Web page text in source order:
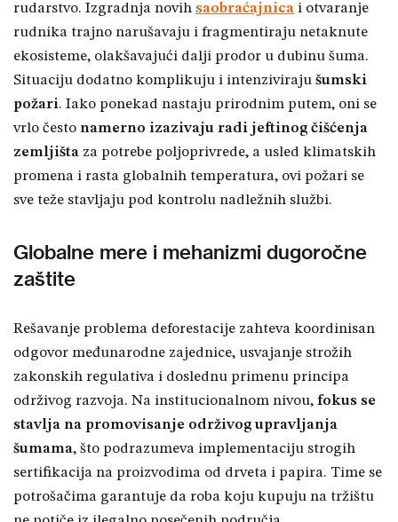
rudarstvo. Izgradnja novih saobraćajnica i otvaranje
rudnika trajno narušavaju i fragmentiraju netaknute
ekosisteme, olakšavajući dalji prodor u dubinu šuma.
Situaciju dodatno komplikuju i intenziviraju šumski
požari. Iako ponekad nastaju prirodnim putem, oni se
vrlo često namerno izazivaju radi jeftinog čišćenja
zemljišta za potrebe poljoprivrede, a usled klimatskih
promena i rasta globalnih temperatura, ovi požari se
sve teže stavljaju pod kontrolu nadležnih službi.
Globalne mere i mehanizmi dugoročne
zaštite
Rešavanje problema deforestacije zahteva koordinisan
odgovor međunarodne zajednice, usvajanje strožih
zakonskih regulativa i doslednu primenu principa
održivog razvoja. Na institucionalnom nivou, fokus se
stavlja na promovisanje održivog upravljanja
šumama, što podrazumeva implementaciju strogih
sertifikacija na proizvodima od drveta i papira. Time se
potrošačima garantuje da roba koju kupuju na tržištu